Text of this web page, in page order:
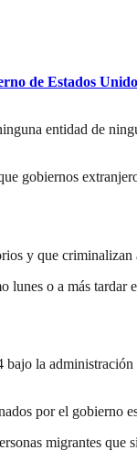
de Estados
entidad de
gobiernos
y que criminalizan
o a más tardar
la
por el gobierno
migrantes que